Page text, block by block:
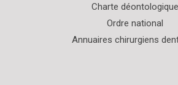
Charte déontologique
Ordre national
Annuaires chirurgiens